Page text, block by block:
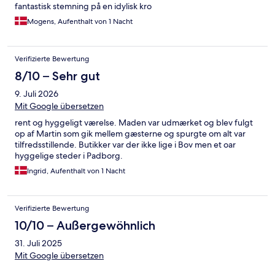
fantastisk stemning på en idylisk kro
Mogens, Aufenthalt von 1 Nacht
Verifizierte Bewertung
8/10 – Sehr gut
9. Juli 2026
Mit Google übersetzen
rent og hyggeligt værelse. Maden var udmærket og blev fulgt
op af Martin som gik mellem gæsterne og spurgte om alt var
tilfredsstillende. Butikker var der ikke lige i Bov men et oar
hyggelige steder i Padborg.
Ingrid, Aufenthalt von 1 Nacht
Verifizierte Bewertung
10/10 – Außergewöhnlich
31. Juli 2025
Mit Google übersetzen